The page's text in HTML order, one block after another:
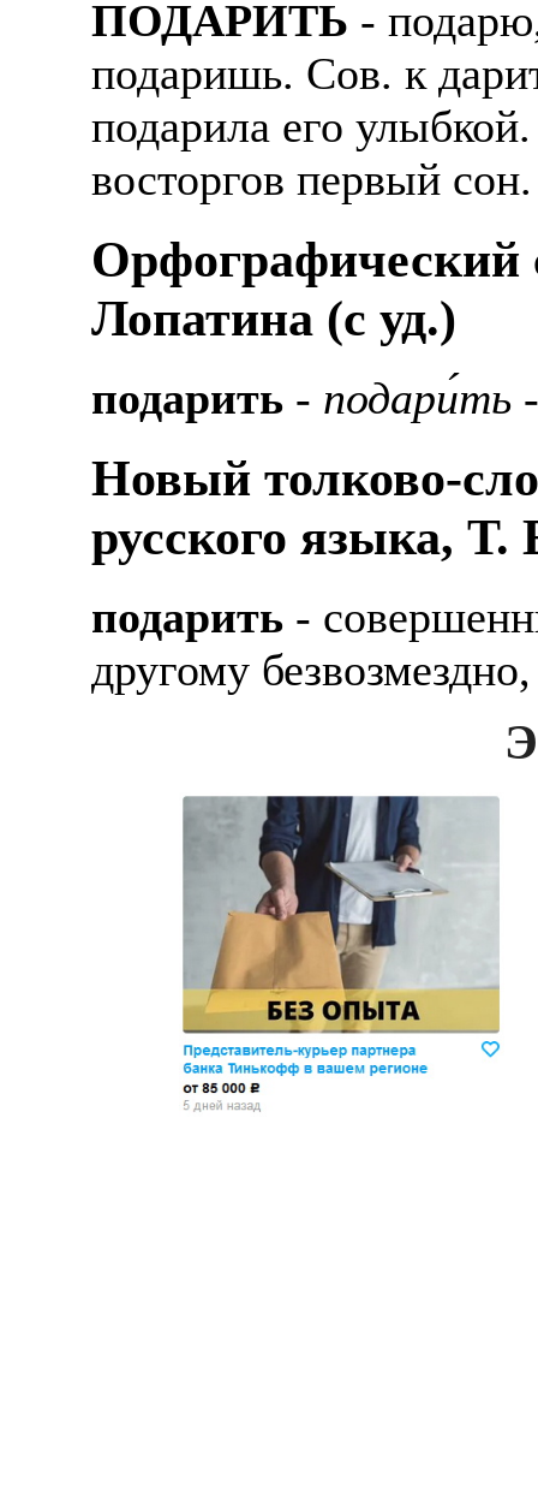
ПОДАРИТЬ -
подаришь. Сов. к
подарила его
восторгов первый
Орфографический
Лопатина (c уд.)
подарить - подари́ть
Новый толково-
русского языка,
подарить -
другому